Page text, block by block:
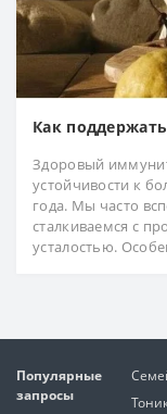
Как
Здоровый
устойчивости к
года. Мы часто
сталкиваемся с
усталостью.
Популярные
запросы